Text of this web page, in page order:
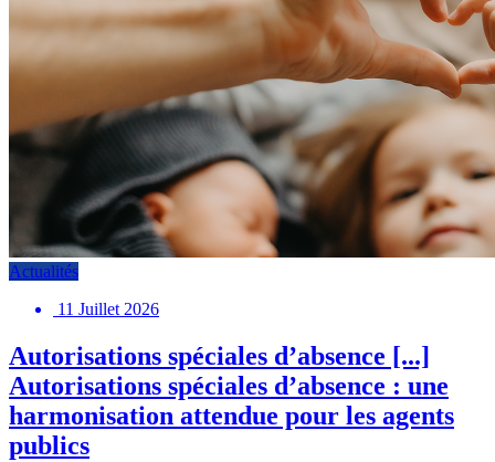
Actualités
11 Juillet 2026
Autorisations spéciales d’absence [...]
Autorisations spéciales d’absence : une
harmonisation attendue pour les agents
publics